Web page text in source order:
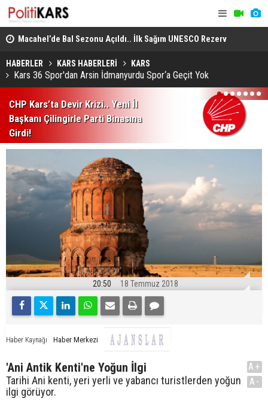
3 Macahel’de Bal Sezonu Açıldı.. İlk Sağım UNESCO Rezerv
Alanında Gerçekleştirildi!
HABERLER KARS HABERLERİ KARS
Kars 36 Spor'dan Arsin İdmanyurdu Spor‘a Geçit Yok
CHP Kars’ta Devir Krizi.. Yeni İl
Başkanı Çilingirle Parti Binasına
Girdi!
1 2 3 4 5 6 7
20:50 18 Temmuz 2018
Haber Kaynağı Haber Merkezi
'Ani Antik Kenti'ne Yoğun İlgi
Tarihi Ani kenti, yeri yerli ve yabancı turistlerden yoğun
ilgi görüyor.
A+
A-